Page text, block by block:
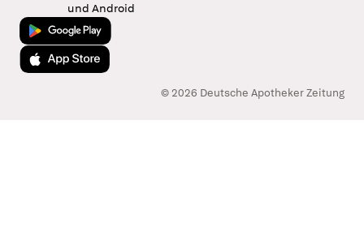
und Android
Jetzt bei Google Play
Laden im App Store
© 2026 Deutsche Apotheker Zeitung